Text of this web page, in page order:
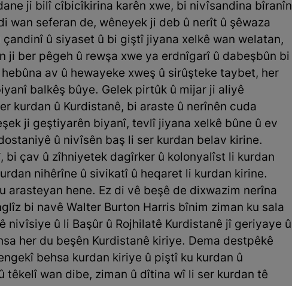
ji bilî cîbicîkirina karên xwe, bi nivîsandina bîranîn
wan seferan de, wêneyek ji deb û nerît û şêwaza
û siyaset û bi giştî jiyana xelkê wan welatan,
ji ber pêgeh û rewşa xwe ya erdnîgarî û dabeşbûn bi
av û hewayeke xweş û sirûşteke taybet, her
balkêş bûye. Gelek pirtûk û mijar ji aliyê
kurdan û Kurdistanê, bi araste û nerînên cuda
ji geştiyarên biyanî, tevlî jiyana xelkê bûne û ev
û nivîsên baş li ser kurdan belav kirine.
bi çav û zîhniyetek dagîrker û kolonyalîst li kurdan
nihêrîne û sivikatî û heqaret li kurdan kirine.
arasteyan hene. Ez di vê beşê de dixwazim nerîna
bi navê Walter Burton Harris bînim ziman ku sala
nivîsiye û li Başûr û Rojhilatê Kurdistanê jî geriyaye û
her du beşên Kurdistanê kiriye. Dema destpêkê
behsa kurdan kiriye û piştî ku kurdan û
têkelî wan dibe, ziman û dîtina wî li ser kurdan tê